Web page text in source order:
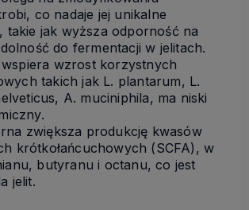
co nadaje jej unikalne
takie jak wyższa odporność na
do fermentacji w jelitach.
wzrost korzystnych
takich jak L. plantarum, L.
A. muciniphila, ma niski
zwiększa produkcję kwasów
krótkołańcuchowych (SCFA), w
butyranu i octanu, co jest
jelit.